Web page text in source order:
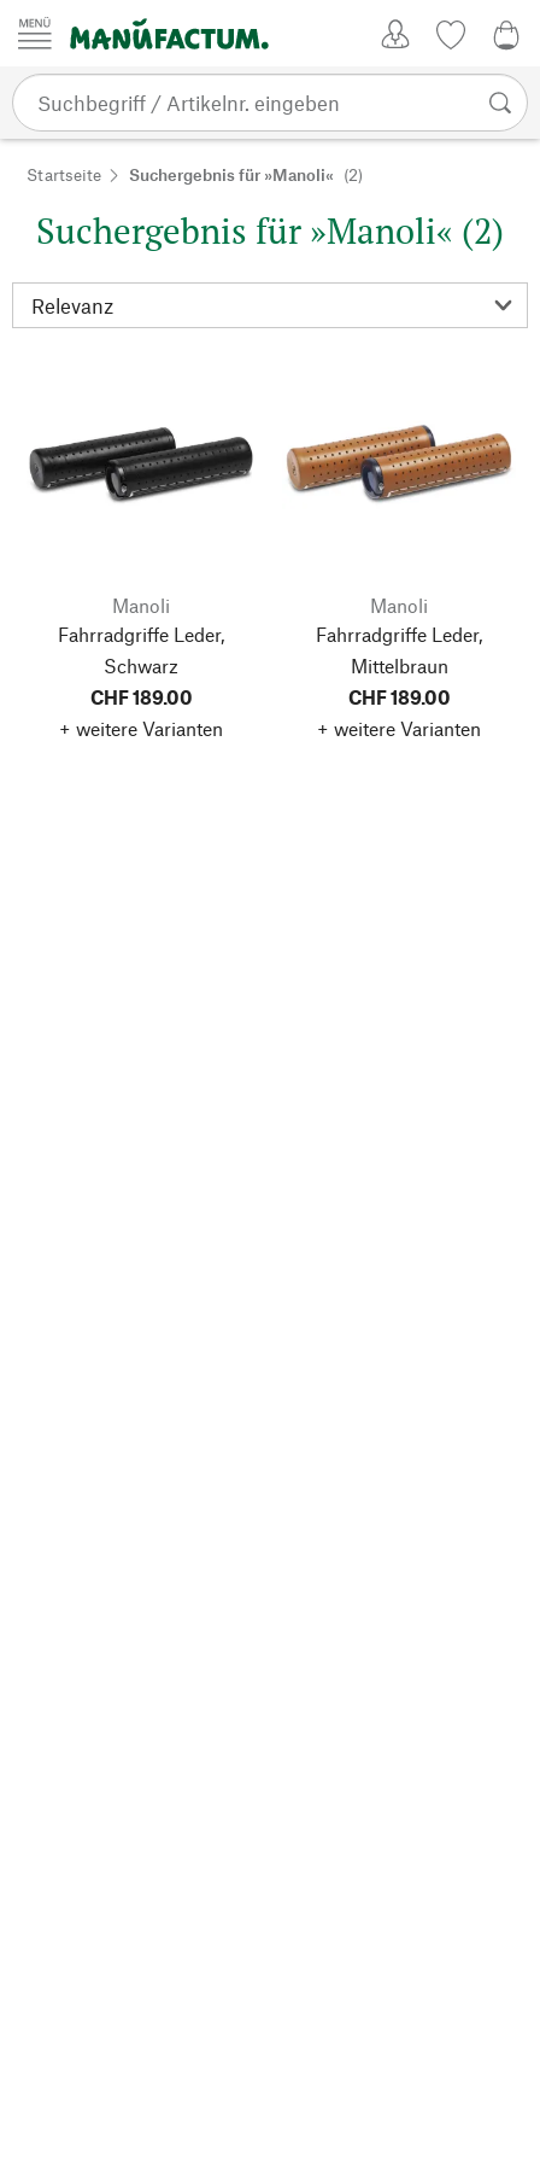
Zum Inhalt springen
Startseite Suchergebnis für »Manoli« (2)
Suchergebnis für »Manoli« (2)
Manoli
Fahrradgriffe Leder,
Schwarz
CHF 189.00
+ weitere Varianten
Manoli
Fahrradgriffe Leder,
Mittelbraun
CHF 189.00
+ weitere Varianten